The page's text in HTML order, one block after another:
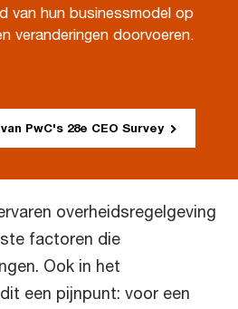
van hun businessmodel op
veranderingen doorvoeren.
PwC's 28e CEO Survey
overheidsregelgeving
factoren die
Ook in het
een pijnpunt: voor een